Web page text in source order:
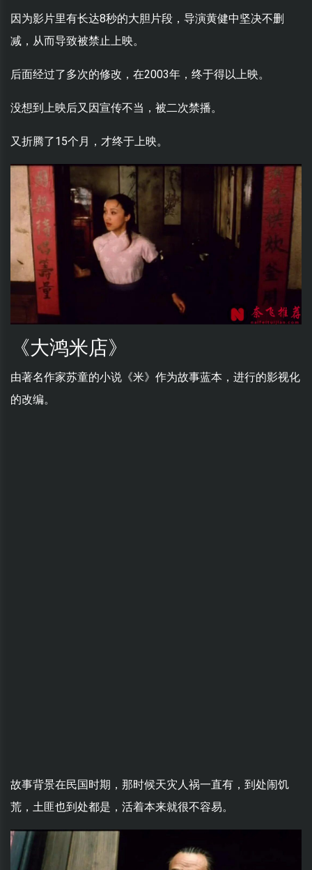
因为影片里有长达8秒的大胆片段，导演黄健中坚决不删
减，从而导致被禁止上映。
后面经过了多次的修改，在2003年，终于得以上映。
没想到上映后又因宣传不当，被二次禁播。
又折腾了15个月，才终于上映。
《大鸿米店》
由著名作家苏童的小说《米》作为故事蓝本，进行的影视化
的改编。
故事背景在民国时期，那时候天灾人祸一直有，到处闹饥
荒，土匪也到处都是，活着本来就很不容易。